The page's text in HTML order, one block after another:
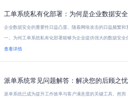
工单系统私有化部署：为何是企业数据安
企业数据安全的重要性日益凸显。随着网络攻击的日益频繁
一。为何工单系统私有化部署能够为企业提供强大的数据安
题...
查看详情
派单系统常见问题解答：解决您的后顾之忧
派单系统已成为提升工作效率与客户满意度的关键工具。然